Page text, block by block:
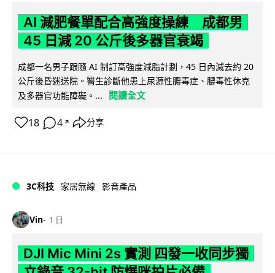
AI 減肥餐單配合高強度操練 成都男
45 日減 20 公斤後多器官衰竭
成都一名男子跟隨 AI 制訂高強度減脂計劃，45 日內減去約 20
公斤後昏迷送院。醫生診斷他患上尿源性膿毒症、膿毒性休克
及多器官功能障礙。...
閱讀全文
18 4 ↗ 分享
3C科技 家居無線 影音產品
Vin 1 日
DJI Mic Mini 2s 實測 四發一收同步獨